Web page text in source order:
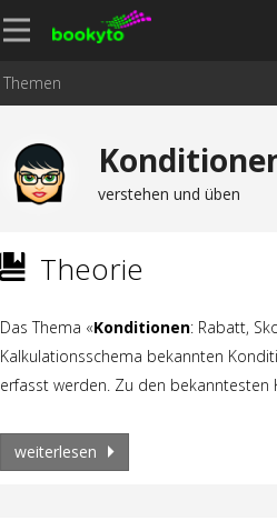
Themen
verstehen und üben
Theorie
Das Thema «Konditionen: Rabatt,
Kalkulationsschema bekannten
erfasst werden. Zu den bekanntesten
weiterlesen